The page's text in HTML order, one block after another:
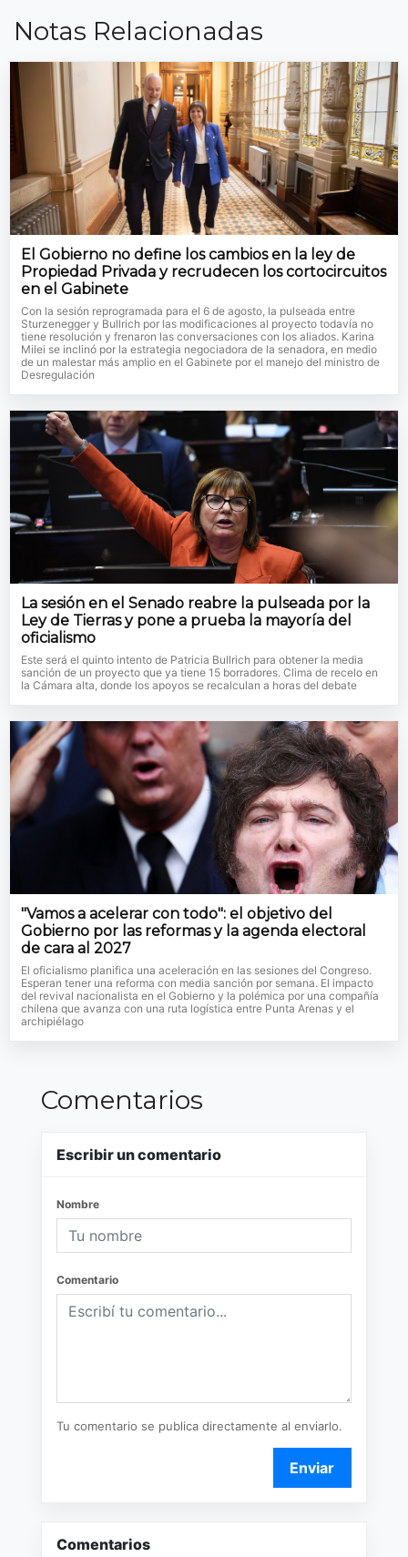
Notas Relacionadas
El Gobierno no define los cambios en la ley de
Propiedad Privada y recrudecen los cortocircuitos
en el Gabinete
Con la sesión reprogramada para el 6 de agosto, la pulseada entre
Sturzenegger y Bullrich por las modificaciones al proyecto todavía no
tiene resolución y frenaron las conversaciones con los aliados. Karina
Milei se inclinó por la estrategia negociadora de la senadora, en medio
de un malestar más amplio en el Gabinete por el manejo del ministro de
Desregulación
La sesión en el Senado reabre la pulseada por la
Ley de Tierras y pone a prueba la mayoría del
oficialismo
Este será el quinto intento de Patricia Bullrich para obtener la media
sanción de un proyecto que ya tiene 15 borradores. Clima de recelo en
la Cámara alta, donde los apoyos se recalculan a horas del debate
"Vamos a acelerar con todo": el objetivo del
Gobierno por las reformas y la agenda electoral
de cara al 2027
El oficialismo planifica una aceleración en las sesiones del Congreso.
Esperan tener una reforma con media sanción por semana. El impacto
del revival nacionalista en el Gobierno y la polémica por una compañía
chilena que avanza con una ruta logística entre Punta Arenas y el
archipiélago
Comentarios
Escribir un comentario
Nombre
Comentario
Tu comentario se publica directamente al enviarlo.
Enviar
Comentarios